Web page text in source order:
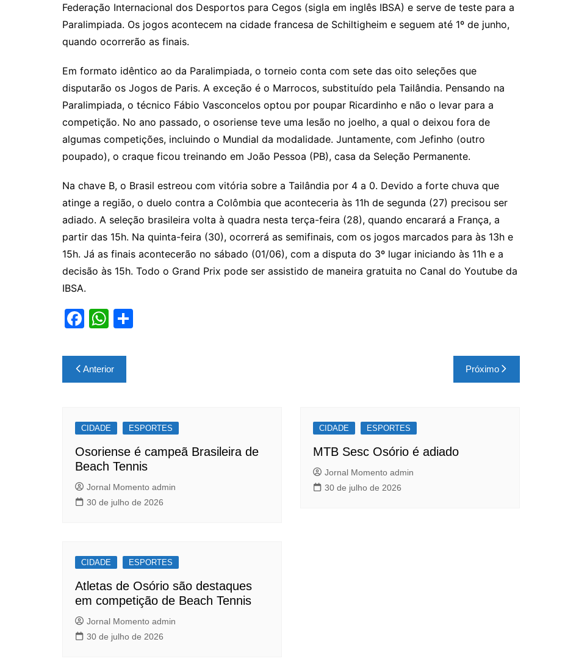
Federação Internacional dos Desportos para Cegos (sigla em inglês IBSA) e serve de teste para a
Paralimpiada. Os jogos acontecem na cidade francesa de Schiltigheim e seguem até 1º de junho,
quando ocorrerão as finais.
Em formato idêntico ao da Paralimpiada, o torneio conta com sete das oito seleções que
disputarão os Jogos de Paris. A exceção é o Marrocos, substituído pela Tailândia. Pensando na
Paralimpiada, o técnico Fábio Vasconcelos optou por poupar Ricardinho e não o levar para a
competição. No ano passado, o osoriense teve uma lesão no joelho, a qual o deixou fora de
algumas competições, incluindo o Mundial da modalidade. Juntamente, com Jefinho (outro
poupado), o craque ficou treinando em João Pessoa (PB), casa da Seleção Permanente.
Na chave B, o Brasil estreou com vitória sobre a Tailândia por 4 a 0. Devido a forte chuva que
atinge a região, o duelo contra a Colômbia que aconteceria às 11h de segunda (27) precisou ser
adiado. A seleção brasileira volta à quadra nesta terça-feira (28), quando encarará a França, a
partir das 15h. Na quinta-feira (30), ocorrerá as semifinais, com os jogos marcados para às 13h e
15h. Já as finais acontecerão no sábado (01/06), com a disputa do 3º lugar iniciando às 11h e a
decisão às 15h. Todo o Grand Prix pode ser assistido de maneira gratuita no Canal do Youtube da
IBSA.
F
c
e
o
o
k
W
at
s
p
p
Navegação
de
Anterior Próximo
CIDADE ESPORTES
Osoriense é campeã Brasileira de
Beach Tennis
Jornal Momento admin
30 de julho de 2026
CIDADE ESPORTES
MTB Sesc Osório é adiado
Jornal Momento admin
30 de julho de 2026
CIDADE ESPORTES
Atletas de Osório são destaques
em competição de Beach Tennis
Jornal Momento admin
30 de julho de 2026